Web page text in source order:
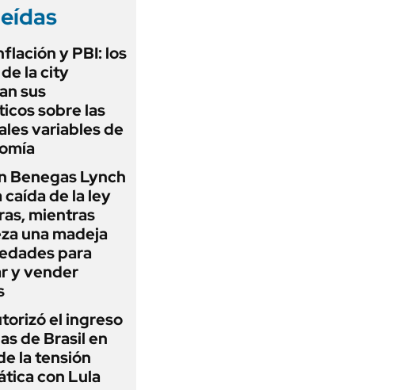
y PBI: los
la city
sus
sobre las
variables de
Benegas Lynch
caída de la ley
mientras
una madeja
para
y vender
el ingreso
de Brasil en
la tensión
con Lula